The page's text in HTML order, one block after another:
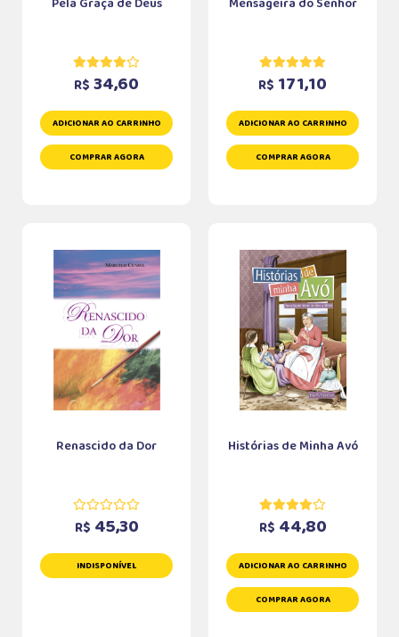
R$ 34,60
ADICIONAR AO CARRINHO
COMPRAR AGORA
R$ 171,10
ADICIONAR AO CARRINHO
COMPRAR AGORA
Renascido da Dor
R$ 45,30
INDISPONÍVEL
Histórias de Minha Avó
R$ 44,80
ADICIONAR AO CARRINHO
COMPRAR AGORA